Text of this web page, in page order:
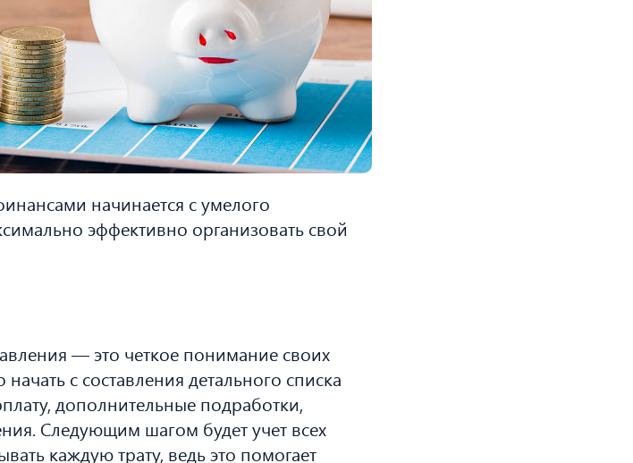
начинается с умелого
эффективно организовать свой
— это четкое понимание своих
с составления детального списка
дополнительные подработки,
Следующим шагом будет учет всех
каждую трату, ведь это помогает